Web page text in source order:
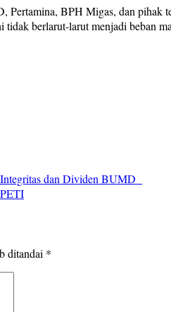
BPH Migas, dan
tidak berlarut-larut menjadi beban
dan Dividen BUMD
ditandai *